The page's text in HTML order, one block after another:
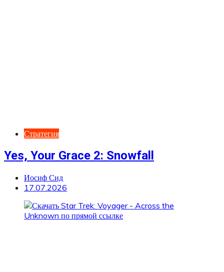
Стратегия
Yes, Your Grace 2: Snowfall
Иосиф Сид
17.07.2026